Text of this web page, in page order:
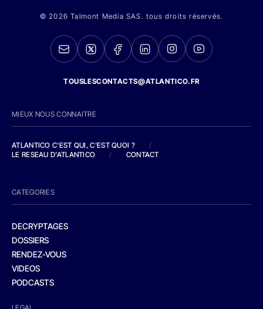
© 2026 Talmont Media SAS. tous droits réservés.
TOUSLESCONTACTS@ATLANTICO.FR
MIEUX NOUS CONNAITRE
ATLANTICO C'EST QUI, C'EST QUOI ?
/
LE RESEAU D'ATLANTICO
/ CONTACT
CATEGORIES
DECRYPTAGES
DOSSIERS
RENDEZ-VOUS
VIDEOS
PODCASTS